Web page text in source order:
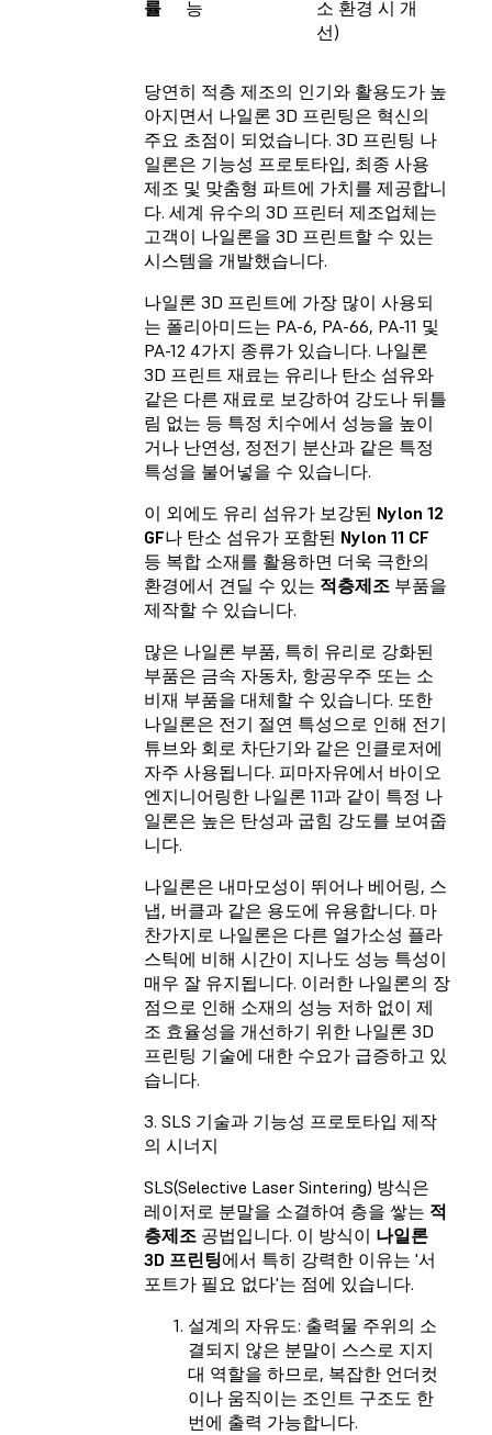
률 능
소 환경 시 개
선)
당연히 적층 제조의 인기와 활용도가 높
아지면서 나일론 3D 프린팅은 혁신의
주요 초점이 되었습니다. 3D 프린팅 나
일론은 기능성 프로토타입, 최종 사용
제조 및 맞춤형 파트에 가치를 제공합니
다. 세계 유수의 3D 프린터 제조업체는
고객이 나일론을 3D 프린트할 수 있는
시스템을 개발했습니다.
나일론 3D 프린트에 가장 많이 사용되
는 폴리아미드는 PA-6, PA-66, PA-11 및
PA-12 4가지 종류가 있습니다. 나일론
3D 프린트 재료는 유리나 탄소 섬유와
같은 다른 재료로 보강하여 강도나 뒤틀
림 없는 등 특정 치수에서 성능을 높이
거나 난연성, 정전기 분산과 같은 특정
특성을 불어넣을 수 있습니다.
이 외에도 유리 섬유가 보강된 Nylon 12
GF나 탄소 섬유가 포함된 Nylon 11 CF
등 복합 소재를 활용하면 더욱 극한의
환경에서 견딜 수 있는 적층제조 부품을
제작할 수 있습니다.
많은 나일론 부품, 특히 유리로 강화된
부품은 금속 자동차, 항공우주 또는 소
비재 부품을 대체할 수 있습니다. 또한
나일론은 전기 절연 특성으로 인해 전기
튜브와 회로 차단기와 같은 인클로저에
자주 사용됩니다. 피마자유에서 바이오
엔지니어링한 나일론 11과 같이 특정 나
일론은 높은 탄성과 굽힘 강도를 보여줍
니다.
나일론은 내마모성이 뛰어나 베어링, 스
냅, 버클과 같은 용도에 유용합니다. 마
찬가지로 나일론은 다른 열가소성 플라
스틱에 비해 시간이 지나도 성능 특성이
매우 잘 유지됩니다. 이러한 나일론의 장
점으로 인해 소재의 성능 저하 없이 제
조 효율성을 개선하기 위한 나일론 3D
프린팅 기술에 대한 수요가 급증하고 있
습니다.
3. SLS 기술과 기능성 프로토타입 제작
의 시너지
SLS(Selective Laser Sintering) 방식은
레이저로 분말을 소결하여 층을 쌓는 적
층제조 공법입니다. 이 방식이 나일론
3D 프린팅에서 특히 강력한 이유는 '서
포트가 필요 없다'는 점에 있습니다.
설계의 자유도: 출력물 주위의 소
결되지 않은 분말이 스스로 지지
대 역할을 하므로, 복잡한 언더컷
이나 움직이는 조인트 구조도 한
번에 출력 가능합니다.